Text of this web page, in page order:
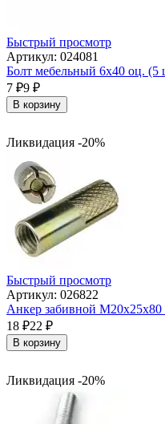
Быстрый просмотр
Артикул: 024081
Болт мебельный 6х40 оц. (5
7 ₽9 ₽
В корзину
Ликвидация -20%
Быстрый просмотр
Артикул: 026822
Анкер забивной М20х25х80
18 ₽22 ₽
В корзину
Ликвидация -20%